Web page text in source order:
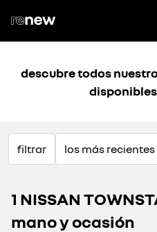
descubre todos
filtrar
1 NISSAN
mano y ocasión